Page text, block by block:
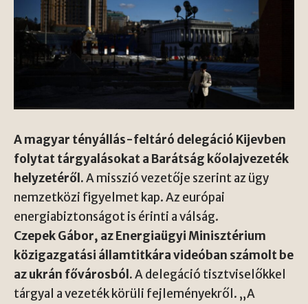
A magyar tényállás-feltáró delegáció Kijevben
folytat tárgyalásokat a Barátság kőolajvezeték
helyzetéről.A misszió vezetője szerint az ügy
nemzetközi figyelmet kap. Az európai
energiabiztonságot is érinti a válság.
Czepek Gábor, az Energiaügyi Minisztérium
közigazgatási államtitkára videóban számolt be
az ukrán fővárosból.A delegáció tisztviselőkkel
tárgyal a vezeték körüli fejleményekről. „A